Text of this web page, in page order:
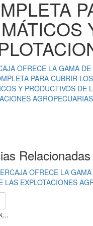
Relacionadas
OFRECE LA
LAS EXPLOTACIONES